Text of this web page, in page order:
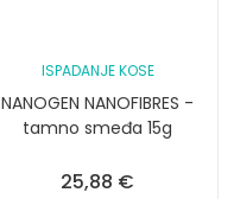
ISPADANJE KOSE
NANOGEN NANOFIBRES -
tamno smeđa 15g
25,88 €